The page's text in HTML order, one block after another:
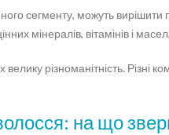
сегменту, можуть
мінералів, вітамінів і
різноманітність. Різні
на що